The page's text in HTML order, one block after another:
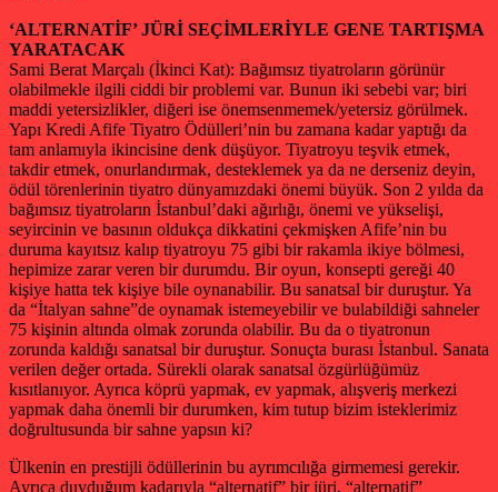
‘ALTERNATİF’ JÜRİ SEÇİMLERİYLE GENE TARTIŞMA
YARATACAK
Sami Berat Marçalı (İkinci Kat): Bağımsız tiyatroların görünür
olabilmekle ilgili ciddi bir problemi var. Bunun iki sebebi var; biri
maddi yetersizlikler, diğeri ise önemsenmemek/yetersiz görülmek.
Yapı Kredi Afife Tiyatro Ödülleri’nin bu zamana kadar yaptığı da
tam anlamıyla ikincisine denk düşüyor. Tiyatroyu teşvik etmek,
takdir etmek, onurlandırmak, desteklemek ya da ne derseniz deyin,
ödül törenlerinin tiyatro dünyamızdaki önemi büyük. Son 2 yılda da
bağımsız tiyatroların İstanbul’daki ağırlığı, önemi ve yükselişi,
seyircinin ve basının oldukça dikkatini çekmişken Afife’nin bu
duruma kayıtsız kalıp tiyatroyu 75 gibi bir rakamla ikiye bölmesi,
hepimize zarar veren bir durumdu. Bir oyun, konsepti gereği 40
kişiye hatta tek kişiye bile oynanabilir. Bu sanatsal bir duruştur. Ya
da “İtalyan sahne”de oynamak istemeyebilir ve bulabildiği sahneler
75 kişinin altında olmak zorunda olabilir. Bu da o tiyatronun
zorunda kaldığı sanatsal bir duruştur. Sonuçta burası İstanbul. Sanata
verilen değer ortada. Sürekli olarak sanatsal özgürlüğümüz
kısıtlanıyor. Ayrıca köprü yapmak, ev yapmak, alışveriş merkezi
yapmak daha önemli bir durumken, kim tutup bizim isteklerimiz
doğrultusunda bir sahne yapsın ki?
Ülkenin en prestijli ödüllerinin bu ayrımcılığa girmemesi gerekir.
Ayrıca duyduğum kadarıyla “alternatif” bir jüri, “alternatif”